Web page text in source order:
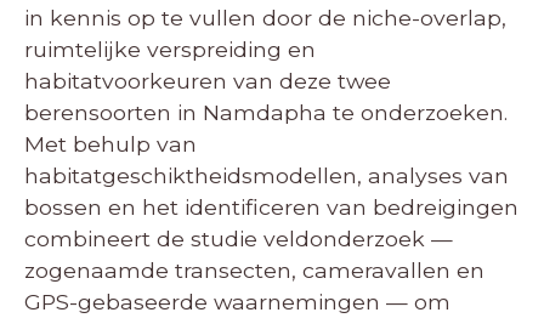
in kennis op te vullen door de niche-overlap,
ruimtelijke verspreiding en
habitatvoorkeuren van deze twee
berensoorten in Namdapha te onderzoeken.
Met behulp van
habitatgeschiktheidsmodellen, analyses van
bossen en het identificeren van bedreigingen
combineert de studie veldonderzoek —
zogenaamde transecten, cameravallen en
GPS-gebaseerde waarnemingen — om